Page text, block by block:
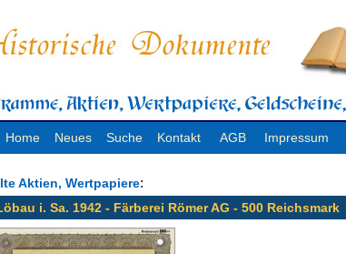
Home Neues Suche Kontakt AGB Impressum
Aktien, Wertpapiere:
i. Sa. 1942 - Färberei Römer AG - 500 Reichsmark